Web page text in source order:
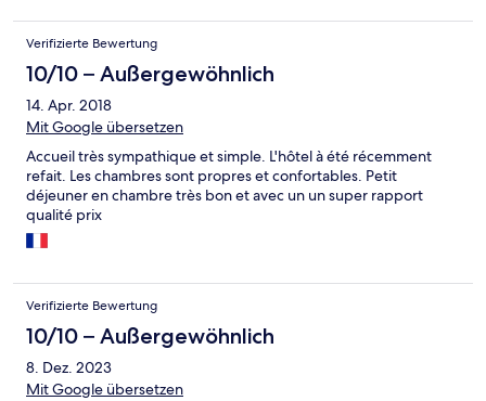
Verifizierte Bewertung
10/10 – Außergewöhnlich
14. Apr. 2018
Mit Google übersetzen
Accueil très sympathique et simple. L'hôtel à été récemment
refait. Les chambres sont propres et confortables. Petit
déjeuner en chambre très bon et avec un un super rapport
qualité prix
Verifizierte Bewertung
10/10 – Außergewöhnlich
8. Dez. 2023
Mit Google übersetzen